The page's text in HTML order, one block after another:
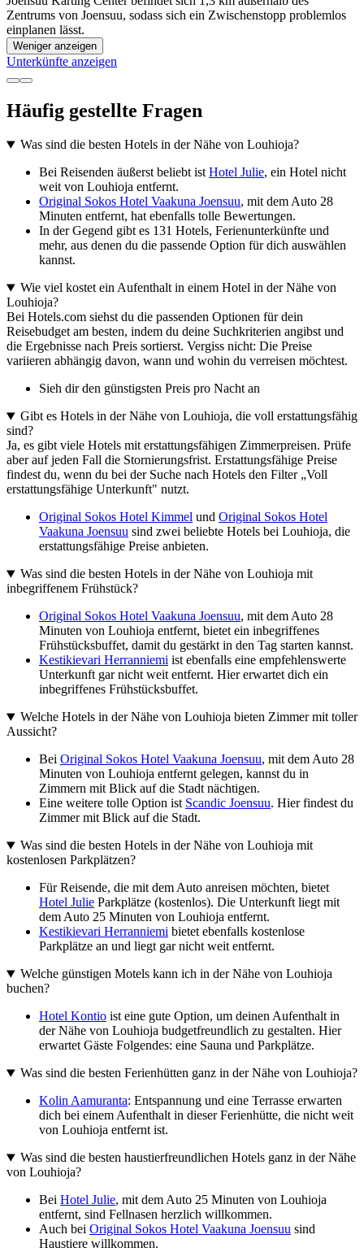
Zentrums von Joensuu, sodass sich ein Zwischenstopp problemlos
einplanen lässt.
Weniger anzeigen
Unterkünfte anzeigen
Häufig gestellte Fragen
Was sind die besten Hotels in der Nähe von Louhioja?
Bei Reisenden äußerst beliebt istHotel Julie, ein Hotel nicht
weit von Louhioja entfernt.
Original Sokos Hotel Vaakuna Joensuu, mit dem Auto 28
Minuten entfernt, hat ebenfalls tolle Bewertungen.
In der Gegend gibt es 131 Hotels, Ferienunterkünfte und
mehr, aus denen du die passende Option für dich auswählen
kannst.
Wie viel kostet ein Aufenthalt in einem Hotel in der Nähe von
Louhioja?
Bei Hotels.com siehst du die passenden Optionen für dein
Reisebudget am besten, indem du deine Suchkriterien angibst und
die Ergebnisse nach Preis sortierst. Vergiss nicht: Die Preise
variieren abhängig davon, wann und wohin du verreisen möchtest.
Sieh dir den günstigsten Preis pro Nacht an
Gibt es Hotels in der Nähe von Louhioja, die voll erstattungsfähig
sind?
Ja, es gibt viele Hotels mit erstattungsfähigen Zimmerpreisen. Prüfe
aber auf jeden Fall die Stornierungsfrist. Erstattungsfähige Preise
findest du, wenn du bei der Suche nach Hotels den Filter „Voll
erstattungsfähige Unterkunft" nutzt.
Original Sokos Hotel Kimmel und Original Sokos Hotel
Vaakuna Joensuu sind zwei beliebte Hotels bei Louhioja, die
erstattungsfähige Preise anbieten.
Was sind die besten Hotels in der Nähe von Louhioja mit
inbegriffenem Frühstück?
Original Sokos Hotel Vaakuna Joensuu, mit dem Auto 28
Minuten von Louhioja entfernt, bietet ein inbegriffenes
Frühstücksbuffet, damit du gestärkt in den Tag starten kannst.
Kestikievari Herranniemi ist ebenfalls eine empfehlenswerte
Unterkunft gar nicht weit entfernt. Hier erwartet dich ein
inbegriffenes Frühstücksbuffet.
Welche Hotels in der Nähe von Louhioja bieten Zimmer mit toller
Aussicht?
Bei Original Sokos Hotel Vaakuna Joensuu, mit dem Auto 28
Minuten von Louhioja entfernt gelegen, kannst du in
Zimmern mit Blick auf die Stadt nächtigen.
Eine weitere tolle Option ist Scandic Joensuu. Hier findest du
Zimmer mit Blick auf die Stadt.
Was sind die besten Hotels in der Nähe von Louhioja mit
kostenlosen Parkplätzen?
Für Reisende, die mit dem Auto anreisen möchten, bietet
Hotel Julie Parkplätze (kostenlos). Die Unterkunft liegt mit
dem Auto 25 Minuten von Louhioja entfernt.
Kestikievari Herranniemi bietet ebenfalls kostenlose
Parkplätze an und liegt gar nicht weit entfernt.
Welche günstigen Motels kann ich in der Nähe von Louhioja
buchen?
Hotel Kontio ist eine gute Option, um deinen Aufenthalt in
der Nähe von Louhioja budgetfreundlich zu gestalten. Hier
erwartet Gäste Folgendes: eine Sauna und Parkplätze.
Was sind die besten Ferienhütten ganz in der Nähe von Louhioja?
Kolin Aamuranta: Entspannung und eine Terrasse erwarten
dich bei einem Aufenthalt in dieser Ferienhütte, die nicht weit
von Louhioja entfernt ist.
Was sind die besten haustierfreundlichen Hotels ganz in der Nähe
von Louhioja?
Bei Hotel Julie, mit dem Auto 25 Minuten von Louhioja
entfernt, sind Fellnasen herzlich willkommen.
Auch bei Original Sokos Hotel Vaakuna Joensuu sind
Haustiere willkommen.